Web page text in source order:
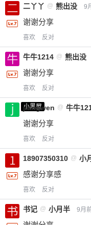
二丫丫 @ 熊出没 9
谢谢分享
喜欢 反对
牛牛1214 @ 熊出没
谢谢分享
喜欢 反对
小黑屋
jiangwen @ 牛牛
谢谢分享
喜欢 反对
18907350310 @ 小
感谢分享感
喜欢 反对
书记 @ 小月半 9月